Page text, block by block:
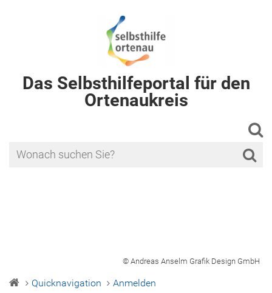
Das Selbsthilfeportal für den
Ortenaukreis
© Andreas Anselm Grafik Design GmbH
Quicknavigation Anmelden